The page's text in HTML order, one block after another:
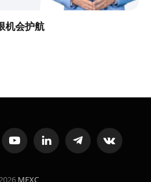
机会护航
YouTubeLinkedInTelegramVKontakte
MEXC